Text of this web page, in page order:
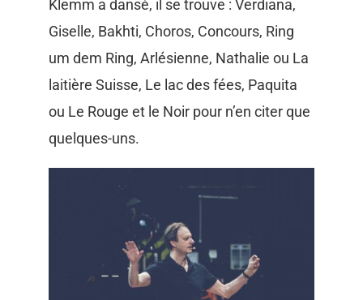
Klemm a dansé, il se trouve : Verdiana,
Giselle, Bakhti, Choros, Concours, Ring
um dem Ring, Arlésienne, Nathalie ou La
laitière Suisse, Le lac des fées, Paquita
ou Le Rouge et le Noir pour n’en citer que
quelques-uns.